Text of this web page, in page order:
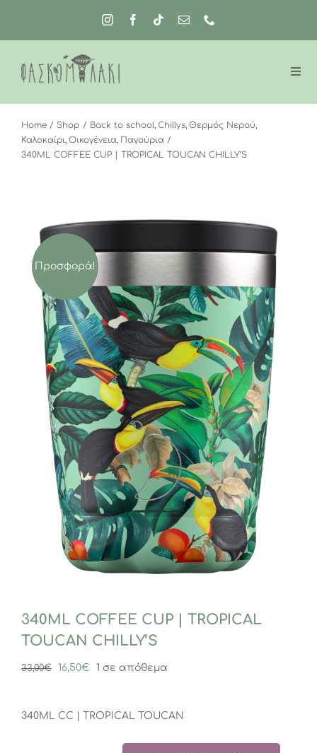
περιεχόμενο
Home Shop Back to school Chillys Θερμός Νερού
Καλοκαίρι Οικογένεια Παγούρια
340ML COFFEE CUP | TROPICAL TOUCAN CHILLY’S
Προσφορά!
340ML COFFEE CUP | TROPICAL
TOUCAN CHILLY’S
33,00€
Original
33,00€.
16,50€ Η
είναι:
1 σε απόθεμα
340ML CC | TROPICAL TOUCAN